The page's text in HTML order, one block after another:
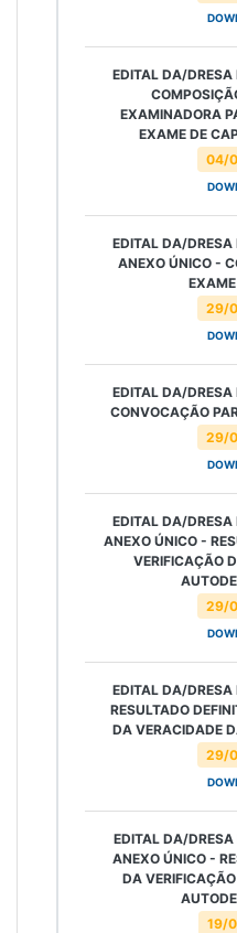
04/
EDITAL DA/
EXAMINADORA
EXAME DE
29/
EDITAL DA/
ANEXO ÚNICO -
29/
EDITAL DA/
CONVOCAÇÃO
29/
EDITAL DA/
ANEXO ÚNICO -
VERIFICAÇÃO
29/
EDITAL DA/
RESULTADO
DA VERACIDADE
19/
EDITAL DA/
ANEXO ÚNICO -
DA